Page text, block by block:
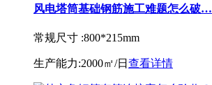
风电塔筒基础钢筋施工难题怎么破…
常规尺寸 :800*215mm
生产能力:2000㎡/日 查看详情